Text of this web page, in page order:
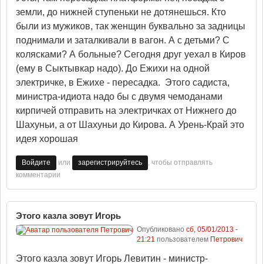
земли, до нижней ступеньки не дотянешься. Кто
были из мужиков, так женщин буквально за задницы
поднимали и заталкивали в вагон. А с детьми? С
колясками? А больные? Сегодня друг уехал в Киров
(ему в Сыктывкар надо). До Ежихи на одной
электричке, в Ежихе - пересадка. Этого садиста,
министра-идиота надо бы с двумя чемоданами
кирпичей отправить на электричках от Нижнего до
Шахуньи, а от Шахуньи до Кирова. А Урень-Край это
идея хорошая
Войдите или зарегистрируйтесь
, чтобы отправлять
комментарии
Этого казла зовут Игорь
Опубликовано сб, 05/01/2013 -
21:21 пользователем Петрович
Этого казла зовут Игорь Левитин - министр-